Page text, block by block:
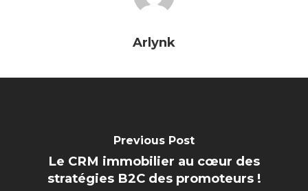
Arlynk
Previous Post
Le CRM immobilier au cœur des
stratégies B2C des promoteurs !